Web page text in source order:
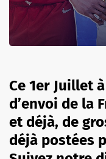
Ce 1er Juillet
d’envoi de la
et déjà, de
déjà postées